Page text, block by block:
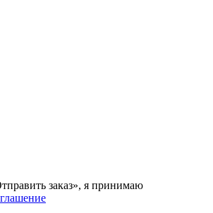
заказ», я принимаю